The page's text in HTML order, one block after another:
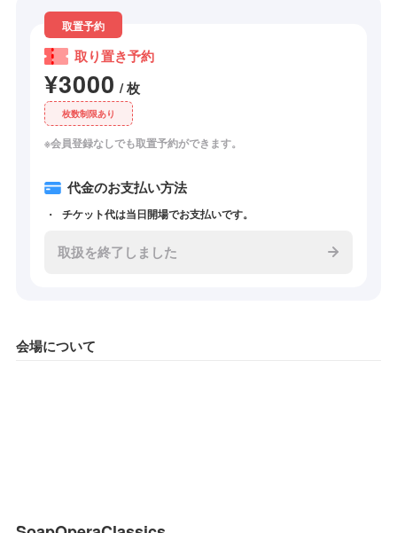
取置予約
取り置き予約
¥3000 / 枚
枚数制限あり
※会員登録なしでも取置予約ができます。
代金のお支払い方法
チケット代は当日開場でお支払いです。
取扱を終了しました
会場について